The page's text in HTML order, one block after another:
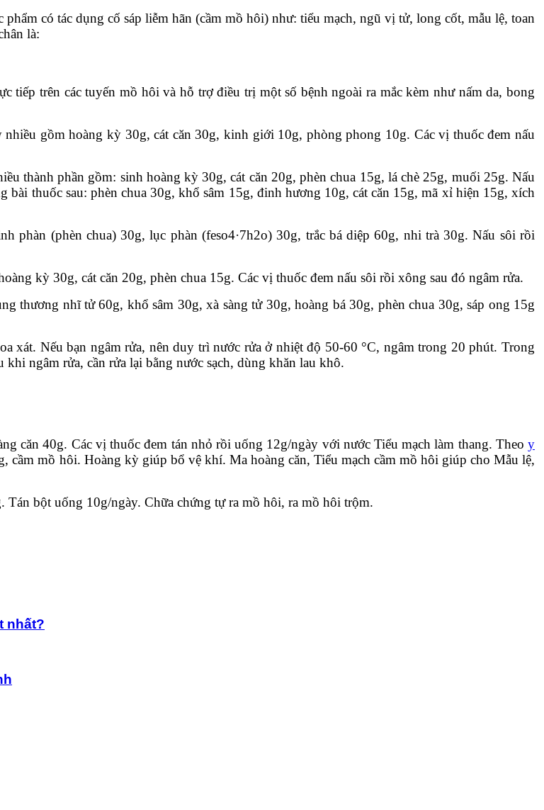
có tác dụng cố sáp liễm hãn (cầm mồ hôi) như: tiểu mạch, ngũ vị tử, long cốt, mẫu lệ, toan
là:
tiếp trên các tuyến mồ hôi và hỗ trợ điều trị một số bệnh ngoài ra mắc kèm như nấm da, bong
gồm hoàng kỳ 30g, cát căn 30g, kinh giới 10g, phòng phong 10g. Các vị thuốc đem nấu
thành phần gồm: sinh hoàng kỳ 30g, cát căn 20g, phèn chua 15g, lá chè 25g, muối 25g. Nấu
thuốc sau: phèn chua 30g, khổ sâm 15g, đinh hương 10g, cát căn 15g, mã xỉ hiện 15g, xích
phàn (phèn chua) 30g, lục phàn (feso4·7h2o) 30g, trắc bá diệp 60g, nhi trà 30g. Nấu sôi rồi
kỳ 30g, cát căn 20g, phèn chua 15g. Các vị thuốc đem nấu sôi rồi xông sau đó ngâm rửa.
thương nhĩ tử 60g, khổ sâm 30g, xà sàng tử 30g, hoàng bá 30g, phèn chua 30g, sáp ong 15g
xát. Nếu bạn ngâm rửa, nên duy trì nước rửa ở nhiệt độ 50-60 °C, ngâm trong 20 phút. Trong
ngâm rửa, cần rửa lại bằng nước sạch, dùng khăn lau khô.
căn 40g. Các vị thuốc đem tán nhỏ rồi uống 12g/ngày với nước Tiểu mạch làm thang. Theo y
cầm mồ hôi. Hoàng kỳ giúp bổ vệ khí. Ma hoàng căn, Tiểu mạch cầm mồ hôi giúp cho Mẫu lệ,
bột uống 10g/ngày. Chữa chứng tự ra mồ hôi, ra mồ hôi trộm.
nhất?